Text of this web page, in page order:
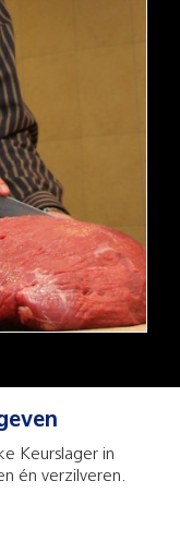
Keurslager in
én verzilveren.